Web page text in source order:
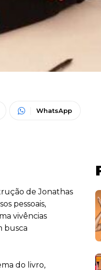
WhatsApp
de Jonathas
pessoais,
vivências
busca
do livro,